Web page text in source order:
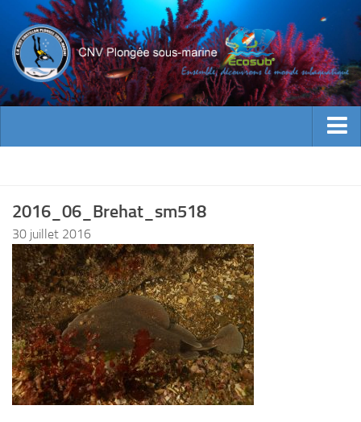
INFOS CNV
Bienvenue
Contacts
Documents utiles
Encadrement
Historique
Plouf
2016_06_Brehat_sm518
30 juillet 2016